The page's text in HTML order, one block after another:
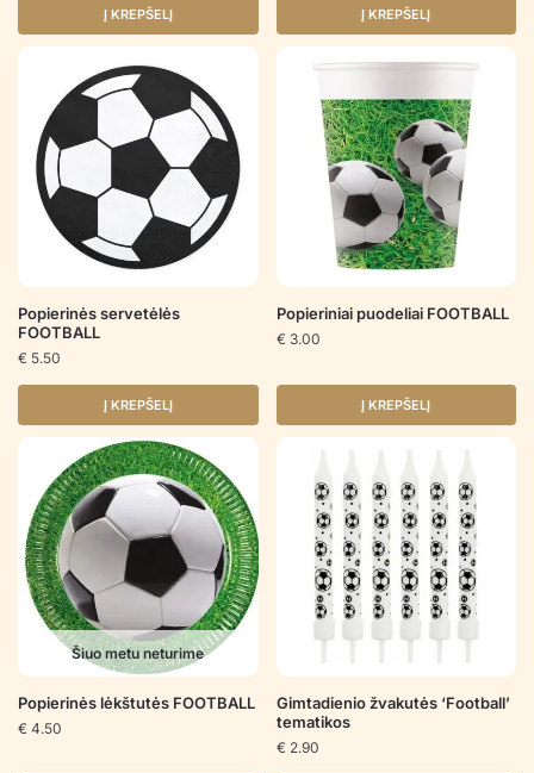
Į KREPŠELĮ Į KREPŠELĮ
Popierinės servetėlės
FOOTBALL
€ 5.50
Į KREPŠELĮ
Popieriniai puodeliai FOOTBALL
€ 3.00
Į KREPŠELĮ
Šiuo metu neturime
Popierinės lėkštutės FOOTBALL
€ 4.50
Gimtadienio žvakutės ‘Football’
tematikos
€ 2.90